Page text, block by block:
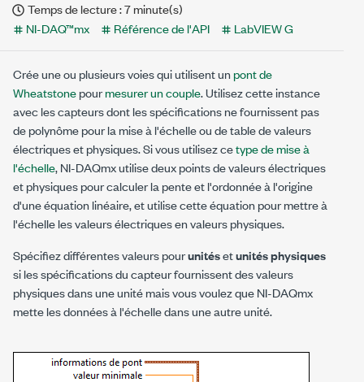
Temps de lecture : 7 minute(s)
NI-DAQ™mx
Référence de l'API LabVIEW G
Crée une ou plusieurs voies qui utilisent unpont de
Wheatstonepourmesurer un couple. Utilisez cette instance
avec les capteurs dont les spécifications ne fournissent pas
de polynôme pour la mise à l'échelle ou de table de valeurs
électriques et physiques. Si vous utilisez cetype de mise à
l'échelle, NI-DAQmx utilise deux points de valeurs électriques
et physiques pour calculer la pente et l'ordonnée à l'origine
d'une équation linéaire, et utilise cette équation pour mettre à
l'échelle les valeurs électriques en valeurs physiques.
Spécifiez différentes valeurs pourunitésetunités physiques
si les spécifications du capteur fournissent des valeurs
physiques dans une unité mais vous voulez que NI-DAQmx
mette les données à l'échelle dans une autre unité.